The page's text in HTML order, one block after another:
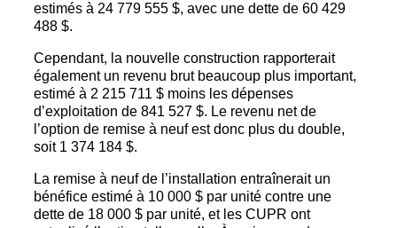
estimés à 24 779 555 $, avec une dette de 60 429
488 $.
Cependant, la nouvelle construction rapporterait
également un revenu brut beaucoup plus important,
estimé à 2 215 711 $ moins les dépenses
d’exploitation de 841 527 $. Le revenu net de
l’option de remise à neuf est donc plus du double,
soit 1 374 184 $.
La remise à neuf de l’installation entraînerait un
bénéfice estimé à 10 000 $ par unité contre une
dette de 18 000 $ par unité, et les CUPR ont